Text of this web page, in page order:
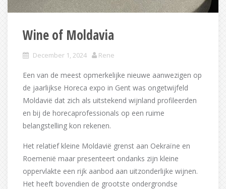
Wine of Moldavia
December 1, 2024 Rene
Een van de meest opmerkelijke nieuwe aanwezigen op
de jaarlijkse Horeca expo in Gent was ongetwijfeld
Moldavië dat zich als uitstekend wijnland profileerden
en bij de horecaprofessionals op een ruime
belangstelling kon rekenen.
Het relatief kleine Moldavië grenst aan Oekraïne en
Roemenië maar presenteert ondanks zijn kleine
oppervlakte een rijk aanbod aan uitzonderlijke wijnen.
Het heeft bovendien de grootste ondergrondse